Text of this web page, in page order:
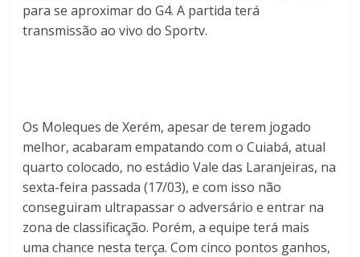
para se aproximar do G4. A partida terá
transmissão ao vivo do Sportv.
Os Moleques de Xerém, apesar de terem jogado
melhor, acabaram empatando com o Cuiabá, atual
quarto colocado, no estádio Vale das Laranjeiras, na
sexta-feira passada (17/03), e com isso não
conseguiram ultrapassar o adversário e entrar na
zona de classificação. Porém, a equipe terá mais
uma chance nesta terça. Com cinco pontos ganhos,